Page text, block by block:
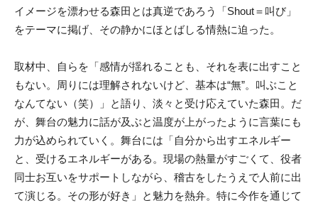
イメージを漂わせる森田とは真逆であろう「Shout＝叫び」
をテーマに掲げ、その静かにほとばしる情熱に迫った。
取材中、自らを「感情が揺れることも、それを表に出すこと
もない。周りには理解されないけど、基本は“無”。叫ぶこと
なんてない（笑）」と語り、淡々と受け応えていた森田。だ
が、舞台の魅力に話が及ぶと温度が上がったように言葉にも
力が込められていく。舞台には「自分から出すエネルギー
と、受けるエネルギーがある。現場の熱量がすごくて、役者
同士お互いをサポートしながら、稽古をしたうえで人前に出
て演じる。その形が好き」と魅力を熱弁。特に今作を通じて